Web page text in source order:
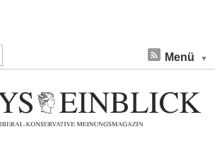
Menü